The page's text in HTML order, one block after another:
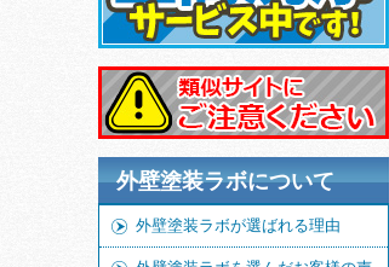
外壁塗装ラボについて
外壁塗装ラボが選ばれる理由